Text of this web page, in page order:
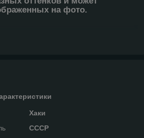
на фото.
Хаки
СССР